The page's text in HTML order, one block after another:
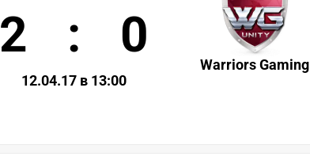
Warriors Gaming
2 : 0
12.04.17 в 13:00